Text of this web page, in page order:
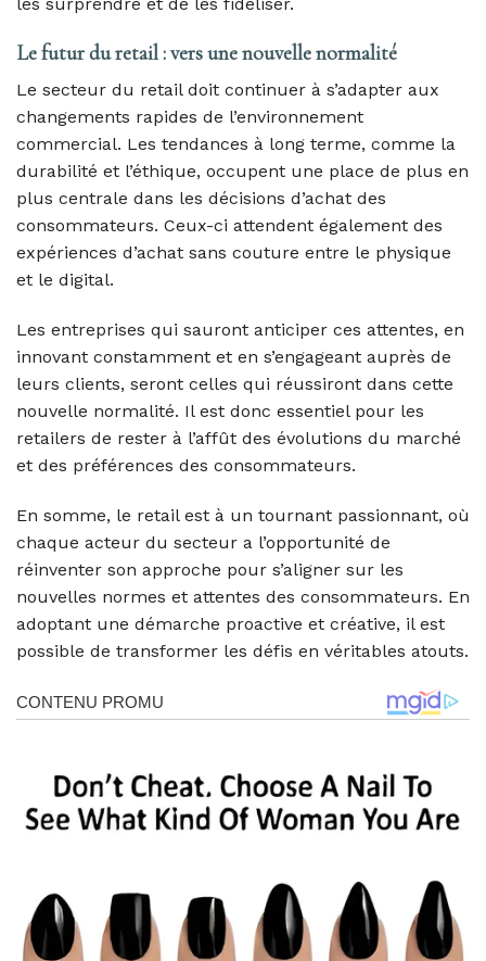
Le futur du retail : vers une nouvelle normalité
Le secteur du retail doit continuer à s’adapter aux
changements rapides de l’environnement
commercial. Les tendances à long terme, comme la
durabilité et l’éthique, occupent une place de plus en
plus centrale dans les décisions d’achat des
consommateurs. Ceux-ci attendent également des
expériences d’achat sans couture entre le physique
et le digital.
Les entreprises qui sauront anticiper ces attentes, en
innovant constamment et en s’engageant auprès de
leurs clients, seront celles qui réussiront dans cette
nouvelle normalité. Il est donc essentiel pour les
retailers de rester à l’affût des évolutions du marché
et des préférences des consommateurs.
En somme, le retail est à un tournant passionnant, où
chaque acteur du secteur a l’opportunité de
réinventer son approche pour s’aligner sur les
nouvelles normes et attentes des consommateurs. En
adoptant une démarche proactive et créative, il est
possible de transformer les défis en véritables atouts.